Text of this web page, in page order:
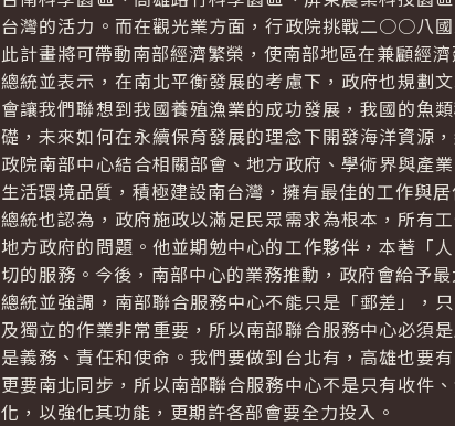
台灣的活力。而在觀光業方面，行政院挑戰二○○八
此計畫將可帶動南部經濟繁榮，使南部地區在兼顧經
總統並表示，在南北平衡發展的考慮下，政府也規劃
會讓我們聯想到我國養殖漁業的成功發展，我國的魚
礎，未來如何在永續保育發展的理念下開發海洋資源
政院南部中心結合相關部會、地方政府、學術界與產
生活環境品質，積極建設南台灣，擁有最佳的工作與居
總統也認為，政府施政以滿足民眾需求為根本，所有
地方政府的問題。他並期勉中心的工作夥伴，本著「
切的服務。今後，南部中心的業務推動，政府會給予最
總統並強調，南部聯合服務中心不能只是「郵差」，
及獨立的作業非常重要，所以南部聯合服務中心必須
是義務、責任和使命。我們要做到台北有，高雄也要
更要南北同步，所以南部聯合服務中心不是只有收件
化，以強化其功能，更期許各部會要全力投入。